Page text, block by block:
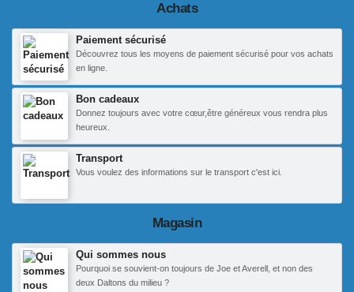
Achats
Paiement sécurisé
Découvrez tous les moyens de paiement sécurisé pour vos achats
en ligne.
Bon cadeaux
Donnez toujours avec votre cœur,être généreux vous rendra plus
heureux.
Transport
Vous voulez des informations sur le transport c'est ici.
Magasin
Qui sommes nous
Pourquoi se souvient-on toujours de Joe et Averell, et non des
deux Daltons du milieu ?